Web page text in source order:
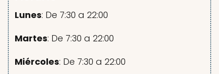
Lunes: De 7:30 a 22:00
Martes: De 7:30 a 22:00
Miércoles: De 7:30 a 22:00